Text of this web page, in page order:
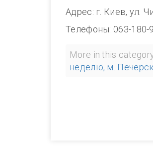
Адрес: г. Киев, ул.
Телефоны: 063-180-
More in this
неделю, м.